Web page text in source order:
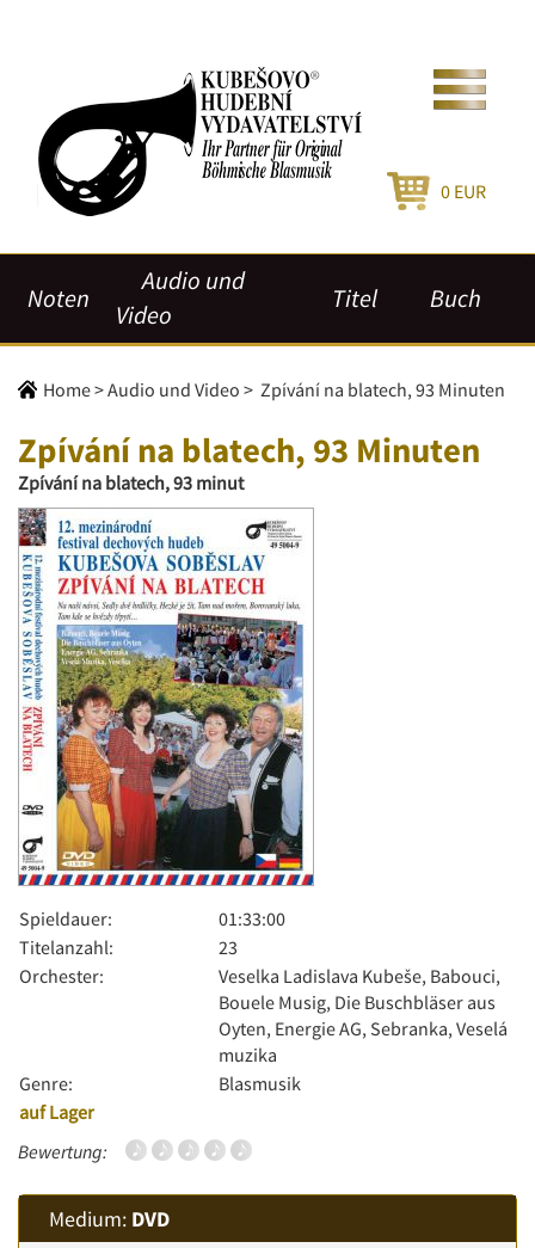
0 EUR
Noten
Audio und
Video
Titel Buch
Home>Audio und Video > Zpívání na blatech, 93 Minuten
Zpívání na blatech, 93 Minuten
Zpívání na blatech, 93 minut
Spieldauer:
01:33:00
Titelanzahl:
23
Orchester:
Veselka Ladislava Kubeše, Babouci,
Bouele Musig, Die Buschbläser aus
Oyten, Energie AG, Sebranka, Veselá
muzika
Genre:
Blasmusik
auf Lager
Bewertung:
Medium: DVD